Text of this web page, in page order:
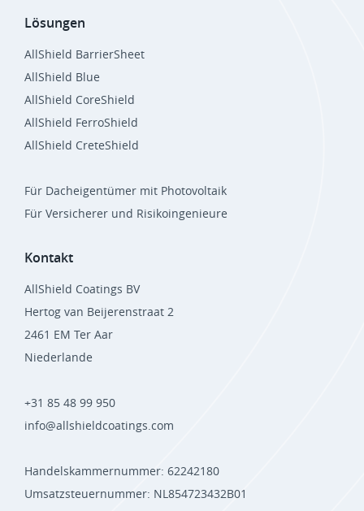
Lösungen
AllShield BarrierSheet
AllShield Blue
AllShield CoreShield
AllShield FerroShield
AllShield CreteShield
Für Dacheigentümer mit Photovoltaik
Für Versicherer und Risikoingenieure
Kontakt
AllShield Coatings BV
Hertog van Beijerenstraat 2
2461 EM Ter Aar
Niederlande
+31 85 48 99 950
info@allshieldcoatings.com
Handelskammernummer: 62242180
Umsatzsteuernummer: NL854723432B01